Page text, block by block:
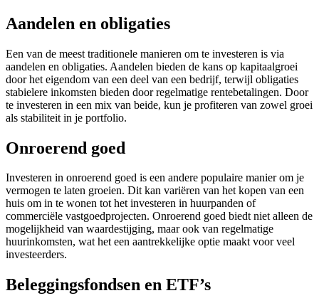
Aandelen en obligaties
Een van de meest traditionele manieren om te investeren is via
aandelen en obligaties. Aandelen bieden de kans op kapitaalgroei
door het eigendom van een deel van een bedrijf, terwijl obligaties
stabielere inkomsten bieden door regelmatige rentebetalingen. Door
te investeren in een mix van beide, kun je profiteren van zowel groei
als stabiliteit in je portfolio.
Onroerend goed
Investeren in onroerend goed is een andere populaire manier om je
vermogen te laten groeien. Dit kan variëren van het kopen van een
huis om in te wonen tot het investeren in huurpanden of
commerciële vastgoedprojecten. Onroerend goed biedt niet alleen de
mogelijkheid van waardestijging, maar ook van regelmatige
huurinkomsten, wat het een aantrekkelijke optie maakt voor veel
investeerders.
Beleggingsfondsen en ETF’s